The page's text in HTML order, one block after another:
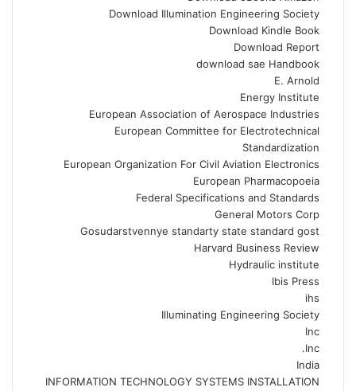
Download Illumination Engineering Society
Download Kindle Book
Download Report
download sae Handbook
E. Arnold
Energy Institute
European Association of Aerospace Industries
European Committee for Electrotechnical
Standardization
European Organization For Civil Aviation Electronics
European Pharmacopoeia
Federal Specifications and Standards
General Motors Corp
Gosudarstvennye standarty state standard gost
Harvard Business Review
Hydraulic institute
Ibis Press
ihs
Illuminating Engineering Society
Inc
Inc.
India
INFORMATION TECHNOLOGY SYSTEMS INSTALLATION